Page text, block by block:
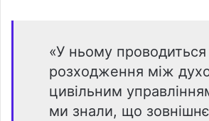
«У ньому проводиться
розходження між
цивільним
ми знали, що зовнішнє